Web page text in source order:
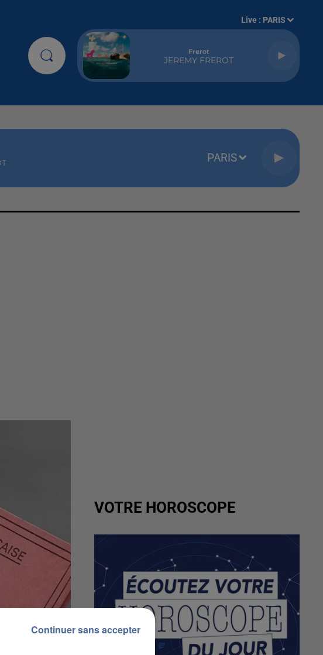
Live : PARIS
Frerot
JEREMY FREROT
PARIS
VOTRE HOROSCOPE
Continuer sans accepter